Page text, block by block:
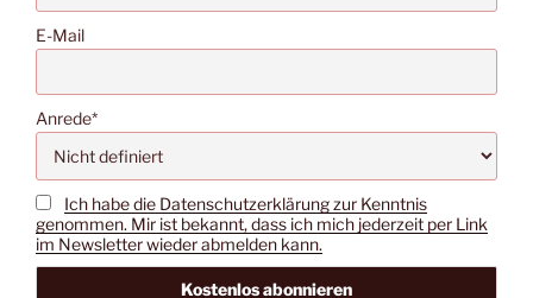
E-Mail
Anrede*
Ich habe die Datenschutzerklärung zur Kenntnis
genommen. Mir ist bekannt, dass ich mich jederzeit per Link
im Newsletter wieder abmelden kann.